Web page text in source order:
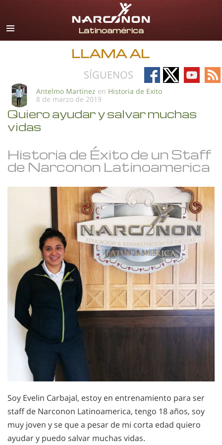
Español
Todas las Regiones/Idiomas
LLAMA AL
SÍGUENOS
Follow
on
Follow
on
Follow
on
on
Antelmo Martinez en Historia de Exito
8 de marzo de 2019
Quiero ayudar y salvar muchas
vidas
Historia de Éxito de un Staff
de Narconon Latinoamerica
Soy Evelin Carbajal, estoy en entrenamiento para ser
staff de Narconon Latinoamerica, tengo 18 años, soy
muy joven y se que a pesar de mi corta edad quiero
ayudar y puedo salvar muchas vidas.